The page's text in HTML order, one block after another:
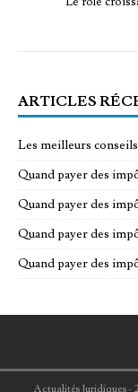
ARTICLES
Les meilleurs
Quand payer des
Quand payer des
Quand payer des
Quand payer des
Actualités Juridiques -